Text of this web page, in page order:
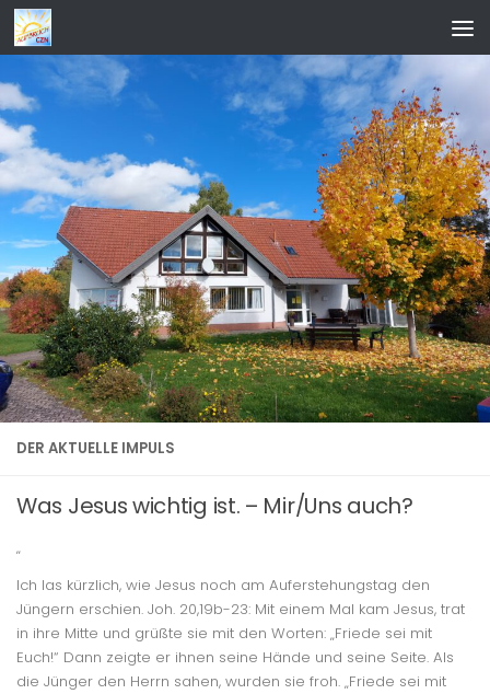
Zum Inhalt springen
DER AKTUELLE IMPULS
Was Jesus wichtig ist. – Mir/Uns auch?
„
Ich las kürzlich, wie Jesus noch am Auferstehungstag den
Jüngern erschien. Joh. 20,19b-23: Mit einem Mal kam Jesus, trat
in ihre Mitte und grüßte sie mit den Worten: „Friede sei mit
Euch!“ Dann zeigte er ihnen seine Hände und seine Seite. Als
die Jünger den Herrn sahen, wurden sie froh. „Friede sei mit